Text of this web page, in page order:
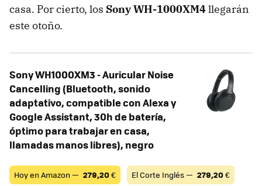
casa. Por cierto, los Sony WH-1000XM4llegarán
este otoño.
Sony WH1000XM3 - Auricular Noise
Cancelling (Bluetooth, sonido
adaptativo, compatible con Alexa y
Google Assistant, 30h de batería,
óptimo para trabajar en casa,
llamadas manos libres), negro
Hoy en Amazon — 279,20€ El Corte Inglés — 279,20€